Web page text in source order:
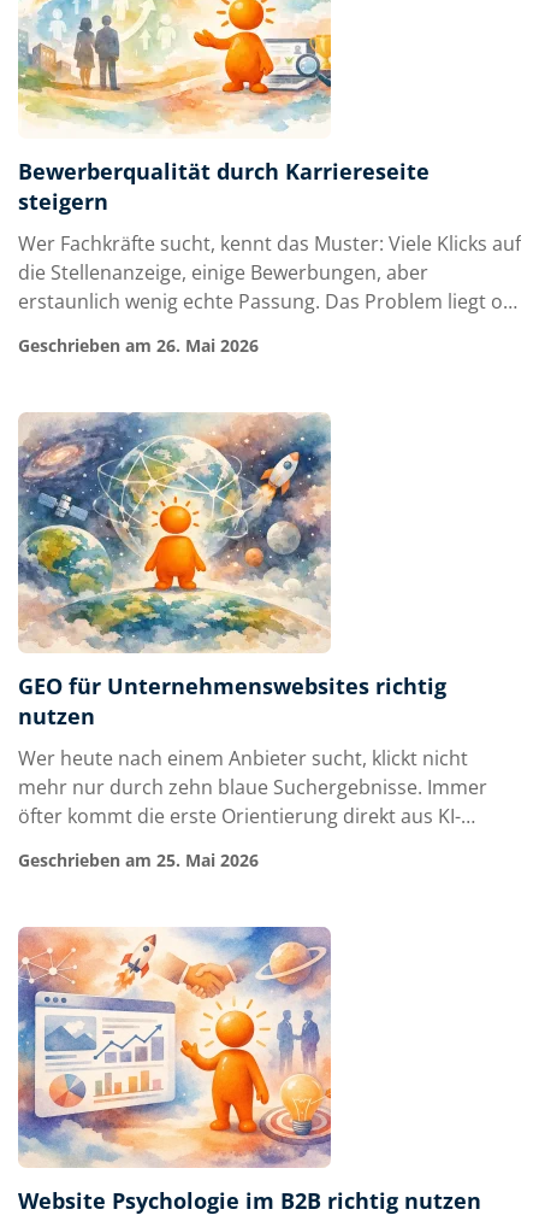
Bewerberqualität durch Karriereseite
steigern
Wer Fachkräfte sucht, kennt das Muster: Viele Klicks auf
die Stellenanzeige, einige Bewerbungen, aber
erstaunlich wenig echte Passung. Das Problem liegt oft
durch Karriereseite steigern will, muss aufhören, die
ein Filter, ein…
Geschrieben am 26. Mai 2026
GEO für Unternehmenswebsites richtig
nutzen
Wer heute nach einem Anbieter sucht, klickt nicht
mehr nur durch zehn blaue Suchergebnisse. Immer
öfter kommt die erste Orientierung direkt aus KI-
Antwortfeldern. Genau deshalb wird GEO für
die erklärungsbedürftige Leistungen verkaufen und
onlin…
Geschrieben am 25. Mai 2026
Website Psychologie im B2B richtig nutzen